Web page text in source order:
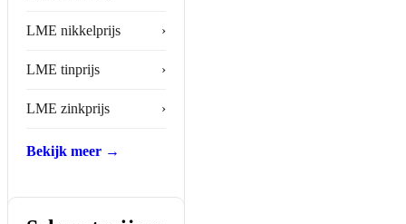
LME nikkelprijs ›
LME tinprijs ›
LME zinkprijs ›
Bekijk meer →